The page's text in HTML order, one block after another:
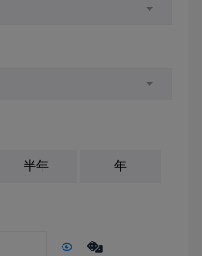
半年 年